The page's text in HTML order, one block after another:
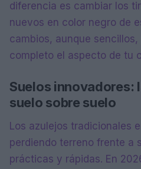
diferencia es cambiar los
nuevos en color negro de
cambios, aunque
completo el aspecto de tu
Suelos innovadores:
suelo sobre suelo
Los azulejos tradicionales
perdiendo terreno frente a
prácticas y rápidas. En